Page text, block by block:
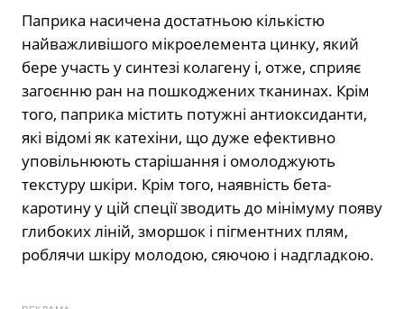
Паприка насичена достатньою кількістю
найважливішого мікроелемента цинку, який
бере участь у синтезі колагену і, отже, сприяє
загоєнню ран на пошкоджених тканинах. Крім
того, паприка містить потужні антиоксиданти,
які відомі як катехіни, що дуже ефективно
уповільнюють старішання і омолоджують
текстуру шкіри. Крім того, наявність бета-
каротину у цій спеції зводить до мінімуму появу
глибоких ліній, зморшок і пігментних плям,
роблячи шкіру молодою, сяючою і надгладкою.